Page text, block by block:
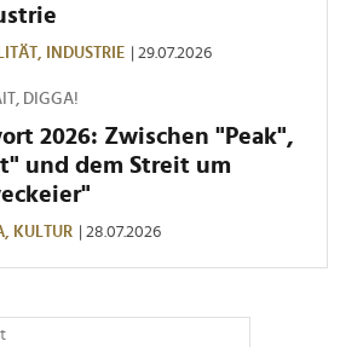
INDUSTRIE | 29.07.2026
DIGGA!
2026: Zwischen "Peak",
und dem Streit um
KULTUR | 28.07.2026